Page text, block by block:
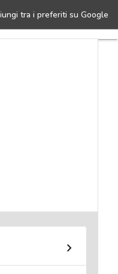
tra i preferiti su Google